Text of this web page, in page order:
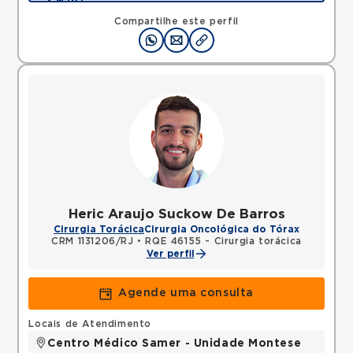
Compartilhe este perfil
Heric Araujo Suckow De Barros
Cirurgia TorácicaCirurgia Oncológica do Tórax
CRM 1131206/RJ •
RQE 46155 - Cirurgia torácica
Ver perfil
Agende uma consulta
Locais de Atendimento
Centro Médico Samer - Unidade Montese